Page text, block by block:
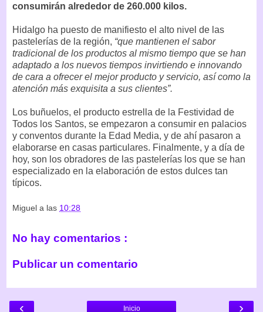
consumirán alrededor de 260.000 kilos.
Hidalgo ha puesto de manifiesto el alto nivel de las
pastelerías de la región, “que mantienen el sabor
tradicional de los productos al mismo tiempo que se han
adaptado a los nuevos tiempos invirtiendo e innovando
de cara a ofrecer el mejor producto y servicio, así como la
atención más exquisita a sus clientes”.
Los buñuelos, el producto estrella de la Festividad de
Todos los Santos, se empezaron a consumir en palacios
y conventos durante la Edad Media, y de ahí pasaron a
elaborarse en casas particulares. Finalmente, y a día de
hoy, son los obradores de las pastelerías los que se han
especializado en la elaboración de estos dulces tan
típicos.
Miguel a las 10:28
No hay comentarios :
Publicar un comentario
‹ ›
Inicio